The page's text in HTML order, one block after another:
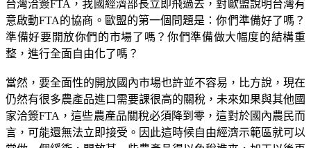
台灣洽簽FTA，我國經濟部長立即飛過去，對歐盟說明台灣有
意啟動FTA的協商。歐盟的第一個問題是：你們準備好了嗎？
準備好要開放你們的市場了嗎？你們準備做大幅度的結構重
整，進行全面自由化了嗎？
當然，要全面性的開放國內市場也許並不容易，比方說，現在
仍然有很多農產品進口需要課很高的關稅，未來如果與其他國
家洽簽FTA，這些農產品關稅必須降到零，這對於國內農民而
言，可能還無法立即接受。因此這時候自由經濟示範區就可以